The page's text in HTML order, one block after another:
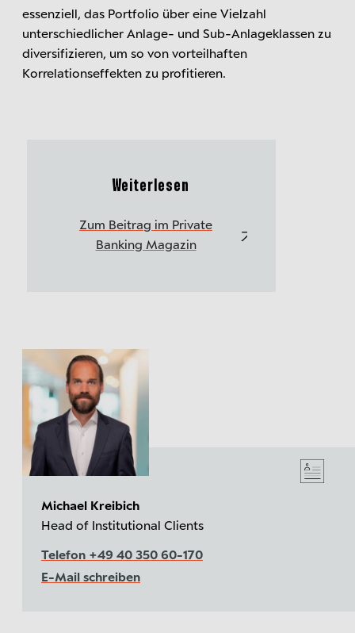
essenziell, das Portfolio über eine Vielzahl
unterschiedlicher Anlage- und Sub-Anlageklassen zu
diversifizieren, um so von vorteilhaften
Korrelationseffekten zu profitieren.
Weiterlesen
Zum Beitrag im Private
Banking Magazin
Michael Kreibich
Head of Institutional Clients
Telefon +49 40 350 60-170
E-Mail schreiben